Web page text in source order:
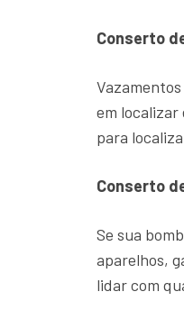
Conserto
em localizar
para
Conserto
Se sua
aparelhos,
lidar com